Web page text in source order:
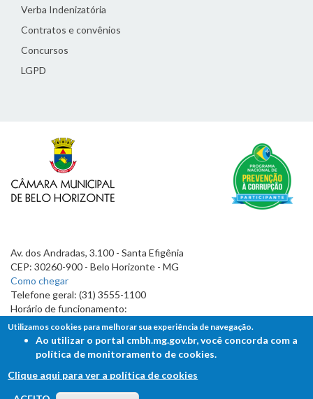
Verba Indenizatória
Contratos e convênios
Concursos
LGPD
Av. dos Andradas, 3.100 - Santa Efigênia
CEP: 30260-900 - Belo Horizonte - MG
Como chegar
Telefone geral: (31) 3555-1100
Horário de funcionamento:
7h às 19h
FALE COM A CÂMARA
Utilizamos cookies para melhorar sua experiência de navegação.
Ao utilizar o portal cmbh.mg.gov.br, você concorda com a
política de monitoramento de cookies.
Clique aqui para ver a política de cookies